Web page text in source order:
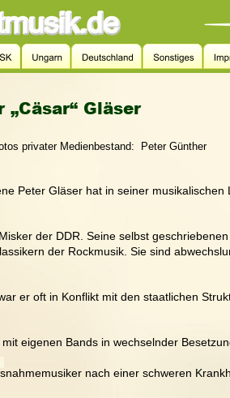
„Cäsar“ Gläser
privater Medienbestand:  Peter Günther
Peter Gläser hat in seiner
der DDR. Seine selbst
der Rockmusik. Sie sind
er oft in Konflikt mit den staatlichen
eigenen Bands in wechselnder
nach einer schweren